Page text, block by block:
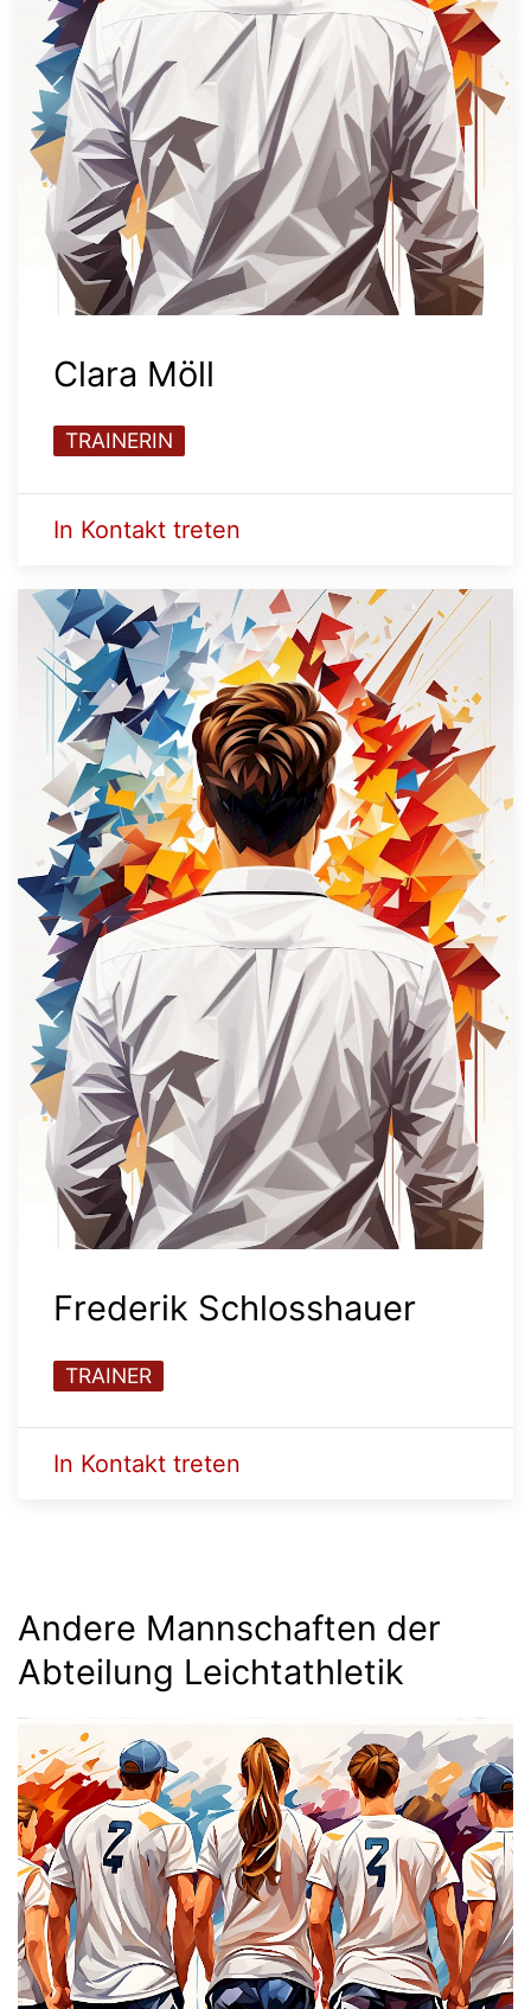
Clara Möll
TRAINERIN
In Kontakt treten
Frederik Schlosshauer
TRAINER
In Kontakt treten
Andere Mannschaften der
Abteilung Leichtathletik